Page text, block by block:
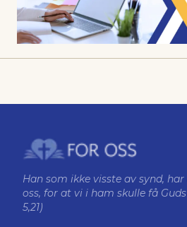
Han som ikke visste av synd,
oss, for at vi i ham skulle få
5,21)